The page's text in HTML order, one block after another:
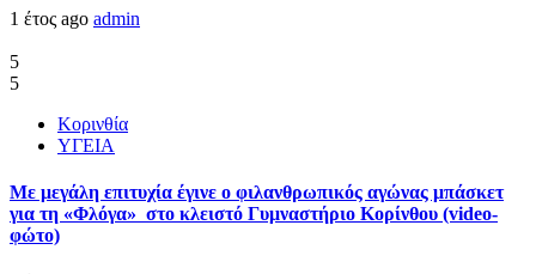
1 έτος ago admin
5
5
Κορινθία
ΥΓΕΙΑ
Με μεγάλη επιτυχία έγινε ο φιλανθρωπικός αγώνας μπάσκετ
για τη «Φλόγα» στο κλειστό Γυμναστήριο Κορίνθου (video-
φώτο)